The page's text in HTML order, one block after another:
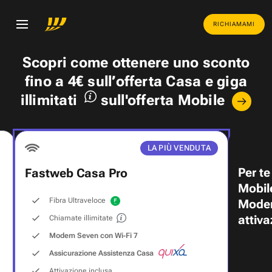
RICHIAMAMI
Scopri come ottenere uno sconto
fino a 4€ sull’offerta Casa egiga
illimitati
sull'offerta Mobile
LA PIÙ VENDUTA
Fastweb Casa Pro
Fibra Ultraveloce
Chiamate illimitate
Modem Seven con Wi‑Fi 7
Assicurazione Assistenza Casa
Per